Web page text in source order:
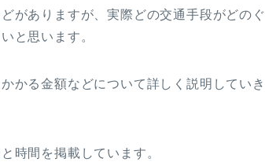
がありますが、実際どの交通手段がどのぐ
と思います。
かる金額などについて詳しく説明していき
時間を掲載しています。